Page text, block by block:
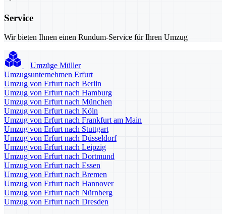
Service
Wir bieten Ihnen einen Rundum-Service für Ihren Umzug
Umzüge Müller
Umzugsunternehmen Erfurt
Umzug von Erfurt nach Berlin
Umzug von Erfurt nach Hamburg
Umzug von Erfurt nach München
Umzug von Erfurt nach Köln
Umzug von Erfurt nach Frankfurt am Main
Umzug von Erfurt nach Stuttgart
Umzug von Erfurt nach Düsseldorf
Umzug von Erfurt nach Leipzig
Umzug von Erfurt nach Dortmund
Umzug von Erfurt nach Essen
Umzug von Erfurt nach Bremen
Umzug von Erfurt nach Hannover
Umzug von Erfurt nach Nürnberg
Umzug von Erfurt nach Dresden